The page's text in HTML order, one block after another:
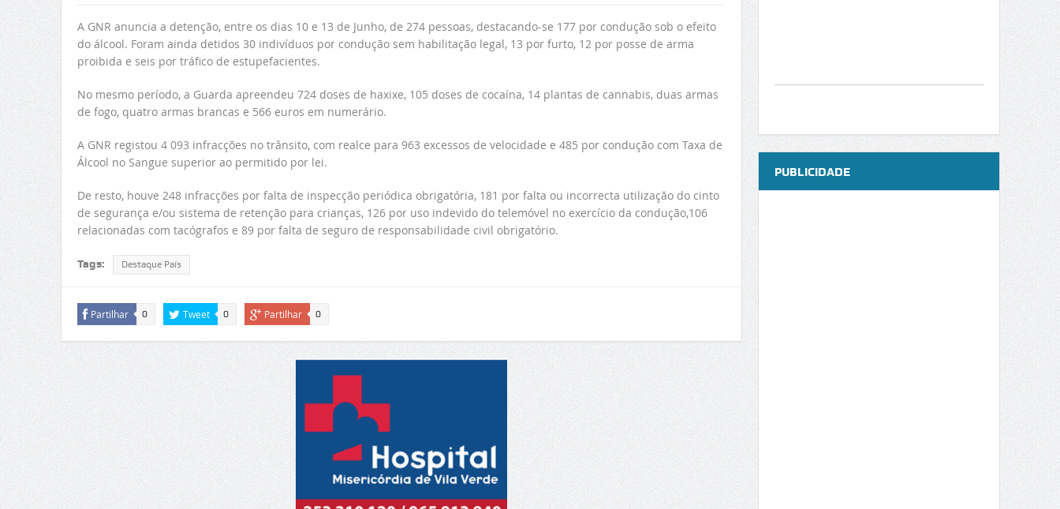
A GNR anuncia a detenção, entre os dias 10 e 13 de Junho, de 274 pessoas, destacando-se 177 por condução sob o efeito
do álcool. Foram ainda detidos 30 indivíduos por condução sem habilitação legal, 13 por furto, 12 por posse de arma
proibida e seis por tráfico de estupefacientes.
No mesmo período, a Guarda apreendeu 724 doses de haxixe, 105 doses de cocaína, 14 plantas de cannabis, duas armas
de fogo, quatro armas brancas e 566 euros em numerário.
A GNR registou 4 093 infracções no trânsito, com realce para 963 excessos de velocidade e 485 por condução com Taxa de
Álcool no Sangue superior ao permitido por lei.
De resto, houve 248 infracções por falta de inspecção periódica obrigatória, 181 por falta ou incorrecta utilização do cinto
de segurança e/ou sistema de retenção para crianças, 126 por uso indevido do telemóvel no exercício da condução,106
relacionadas com tacógrafos e 89 por falta de seguro de responsabilidade civil obrigatório.
Tags: Destaque País
Partilhar 0 Tweet 0 Partilhar 0
PUBLICIDADE